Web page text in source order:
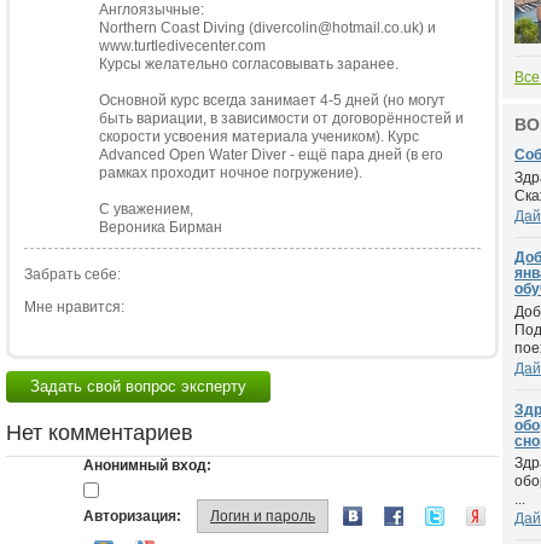
Англоязычные:
Northern Coast Diving (divercolin@hotmail.co.uk) и
www.turtledivecenter.com
Курсы желательно согласовывать заранее.
Основной курс всегда занимает 4-5 дней (но могут
быть вариации, в зависимости от договорённостей и
скорости усвоения материала учеником). Курс
Advanced Open Water Diver - ещё пара дней (в его
рамках проходит ночное погружение).
С уважением,
Вероника Бирман
Забрать себе:
Мне нравится:
Задать свой вопрос эксперту
Нет комментариев
Анонимный вход:
Авторизация: Логин и пароль
...